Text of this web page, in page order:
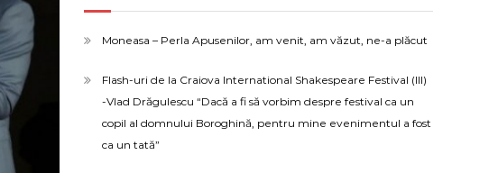
Moneasa – Perla Apusenilor, am venit, am văzut, ne-a plăcut
Flash-uri de la Craiova International Shakespeare Festival (III)
-Vlad Drăgulescu “Dacă a fi să vorbim despre festival ca un
copil al domnului Boroghină, pentru mine evenimentul a fost
ca un tată”